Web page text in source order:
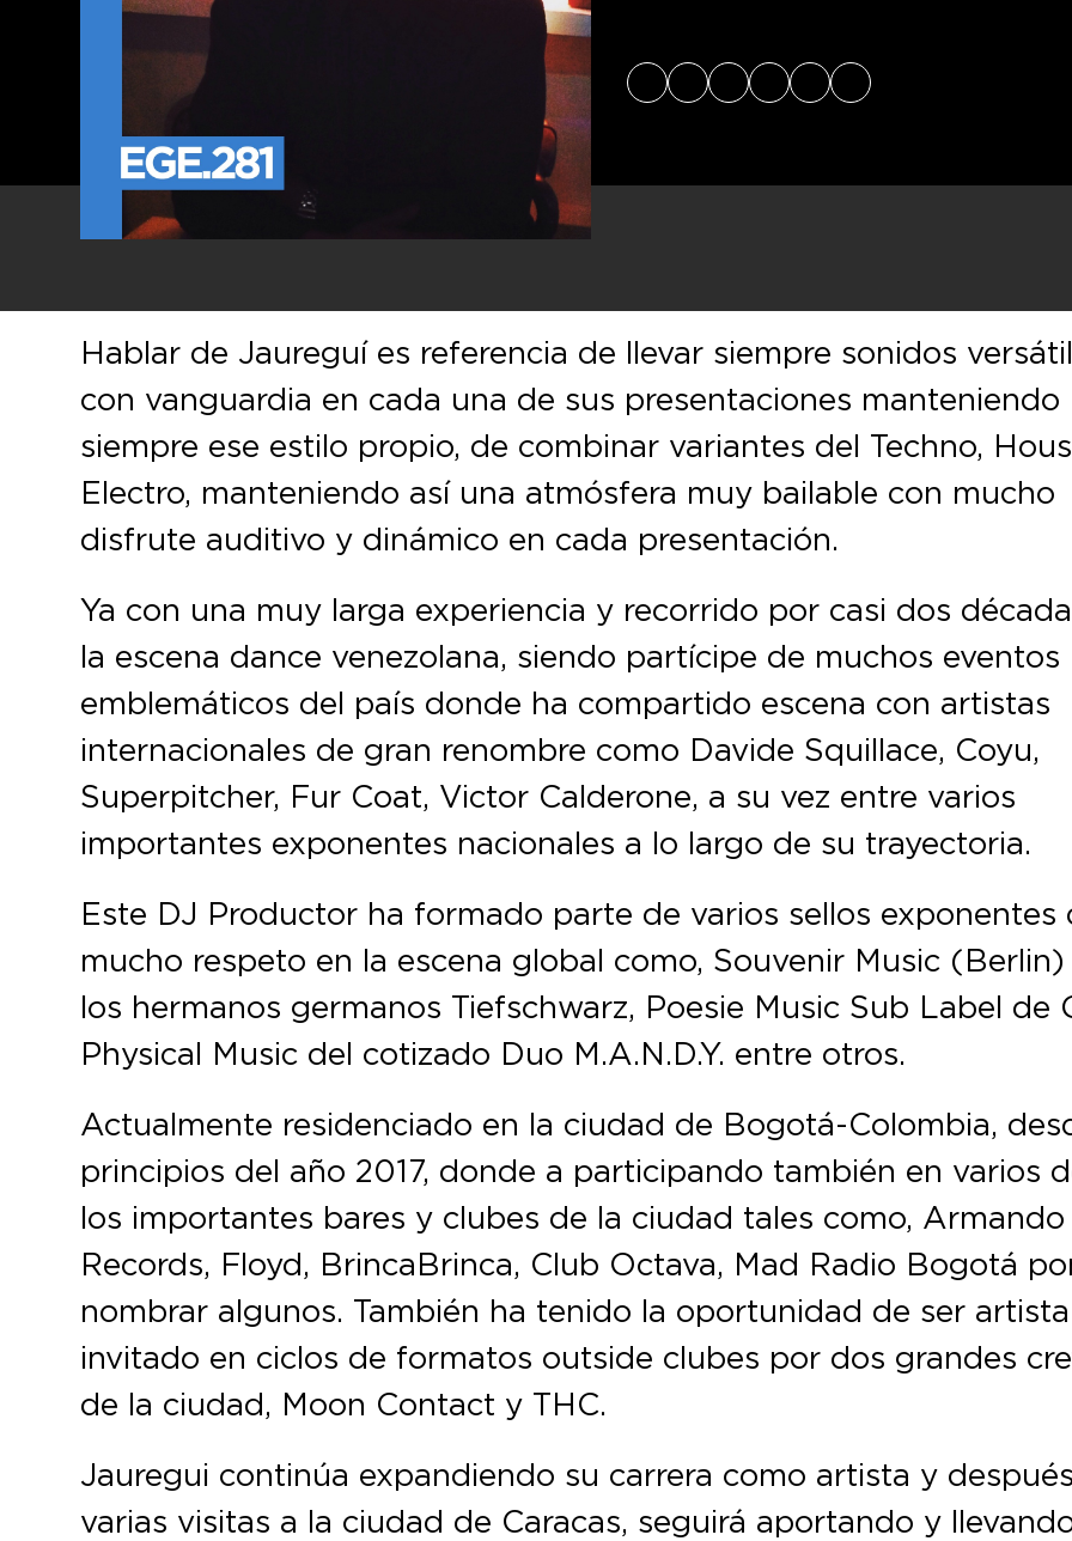
FacebookInstagram
WebsiteSoundCloud
Spotify
Hablar de Jaureguí es referencia de llevar siempre sonidos
con vanguardia en cada una de sus presentaciones manteniendo
siempre ese estilo propio, de combinar variantes del Techno,
Electro, manteniendo así una atmósfera muy bailable con mucho
disfrute auditivo y dinámico en cada presentación.
Ya con una muy larga experiencia y recorrido por casi dos
la escena dance venezolana, siendo partícipe de muchos eventos
emblemáticos del país donde ha compartido escena con artistas
internacionales de gran renombre como Davide Squillace, Coyu,
Superpitcher, Fur Coat, Victor Calderone, a su vez entre varios
importantes exponentes nacionales a lo largo de su trayectoria.
Este DJ Productor ha formado parte de varios sellos exponentes
mucho respeto en la escena global como, Souvenir Music
los hermanos germanos Tiefschwarz, Poesie Music Sub Label de
Physical Music del cotizado Duo M.A.N.D.Y. entre otros.
Actualmente residenciado en la ciudad de Bogotá-Colombia,
principios del año 2017, donde a participando también en varios
los importantes bares y clubes de la ciudad tales como, Armando
Records, Floyd, BrincaBrinca, Club Octava, Mad Radio Bogotá
nombrar algunos. También ha tenido la oportunidad de ser artista
invitado en ciclos de formatos outside clubes por dos grandes
de la ciudad, Moon Contact y THC.
Jauregui continúa expandiendo su carrera como artista y
varias visitas a la ciudad de Caracas, seguirá aportando y